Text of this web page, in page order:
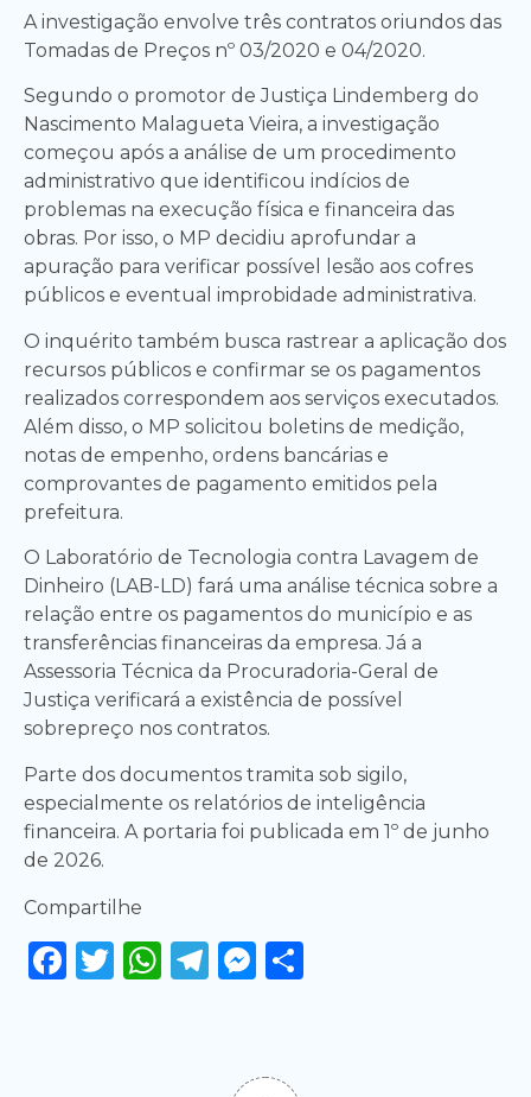
A investigação envolve três contratos oriundos das
Tomadas de Preços nº 03/2020 e 04/2020.
Segundo o promotor de Justiça Lindemberg do
Nascimento Malagueta Vieira, a investigação
começou após a análise de um procedimento
administrativo que identificou indícios de
problemas na execução física e financeira das
obras. Por isso, o MP decidiu aprofundar a
apuração para verificar possível lesão aos cofres
públicos e eventual improbidade administrativa.
O inquérito também busca rastrear a aplicação dos
recursos públicos e confirmar se os pagamentos
realizados correspondem aos serviços executados.
Além disso, o MP solicitou boletins de medição,
notas de empenho, ordens bancárias e
comprovantes de pagamento emitidos pela
prefeitura.
O Laboratório de Tecnologia contra Lavagem de
Dinheiro (LAB-LD) fará uma análise técnica sobre a
relação entre os pagamentos do município e as
transferências financeiras da empresa. Já a
Assessoria Técnica da Procuradoria-Geral de
Justiça verificará a existência de possível
sobrepreço nos contratos.
Parte dos documentos tramita sob sigilo,
especialmente os relatórios de inteligência
financeira. A portaria foi publicada em 1º de junho
de 2026.
Compartilhe
Facebook
Twitter
WhatsApp
Telegram
Messenger